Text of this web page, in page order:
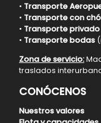
• Transporte
• Transporte con
• Transporte privado
• Transporte bodas
Zona de servicio:
traslados
CONÓCENOS
Nuestros valores